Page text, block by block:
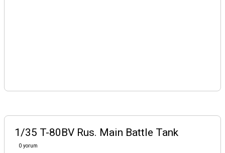
1/35 T-80BV Rus. Main Battle Tank
0 yorum